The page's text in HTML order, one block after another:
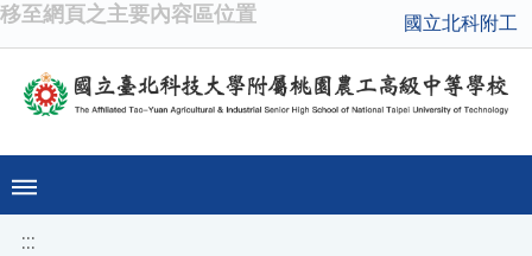
移至網頁之主要內容區位置 國立北科附工
:::